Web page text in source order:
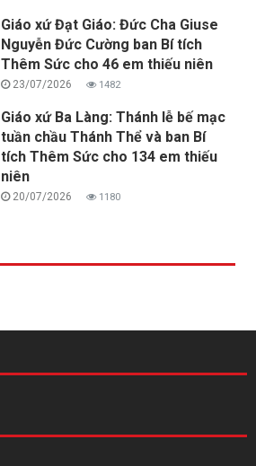
Giáo xứ Đạt Giáo: Đức Cha Giuse
Nguyễn Đức Cường ban Bí tích
Thêm Sức cho 46 em thiếu niên
23/07/2026 1482
Giáo xứ Ba Làng: Thánh lễ bế mạc
tuần chầu Thánh Thể và ban Bí
tích Thêm Sức cho 134 em thiếu
niên
20/07/2026 1180